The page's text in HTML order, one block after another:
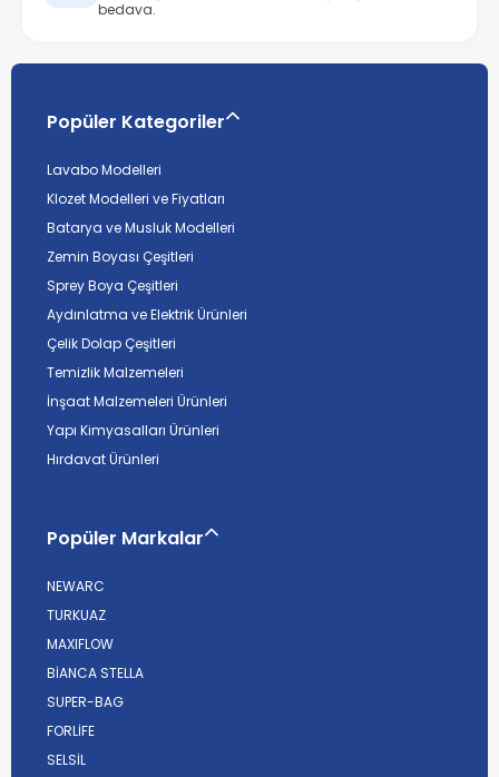
bedava.
Popüler Kategoriler
Lavabo Modelleri
Klozet Modelleri ve Fiyatları
Batarya ve Musluk Modelleri
Zemin Boyası Çeşitleri
Sprey Boya Çeşitleri
Aydınlatma ve Elektrik Ürünleri
Çelik Dolap Çeşitleri
Temizlik Malzemeleri
İnşaat Malzemeleri Ürünleri
Yapı Kimyasalları Ürünleri
Hırdavat Ürünleri
Popüler Markalar
NEWARC
TURKUAZ
MAXIFLOW
BİANCA STELLA
SUPER-BAG
FORLİFE
SELSİL